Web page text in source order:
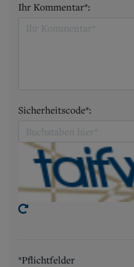
Ihr Kommentar*:
Sicherheitscode*:
*Pflichtfelder